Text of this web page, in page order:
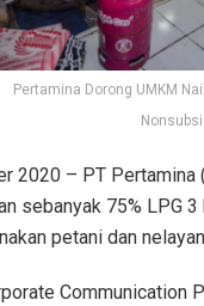
Pertamina Dorong UMKM
2020 – PT
sebanyak 75% LPG
petani dan
Communication